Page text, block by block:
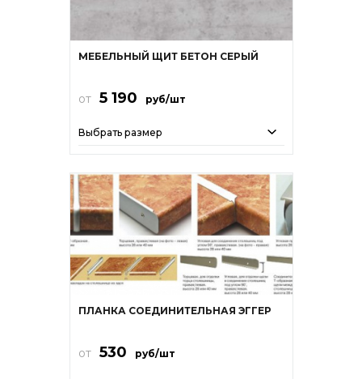
МЕБЕЛЬНЫЙ ЩИТ БЕТОН СЕРЫЙ
от 5 190 руб/шт
Выбрать размер
ПЛАНКА СОЕДИНИТЕЛЬНАЯ ЭГГЕР
от 530 руб/шт